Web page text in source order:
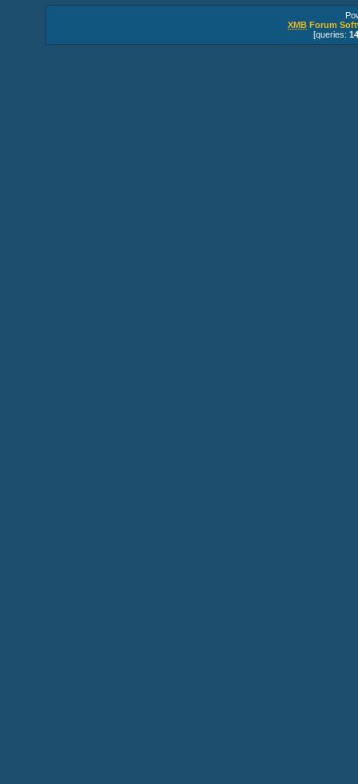
XMB Forum
[queries: 14